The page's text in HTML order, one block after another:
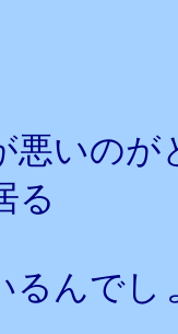
悪いの
る
るんでし